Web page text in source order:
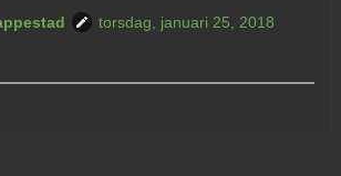
torsdag, januari 25, 2018